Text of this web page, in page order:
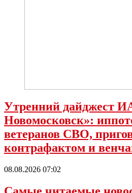
Утренний дайджест
Новомосковск»:
ветеранов СВО,
контрафактом и
08.08.2026 07:02